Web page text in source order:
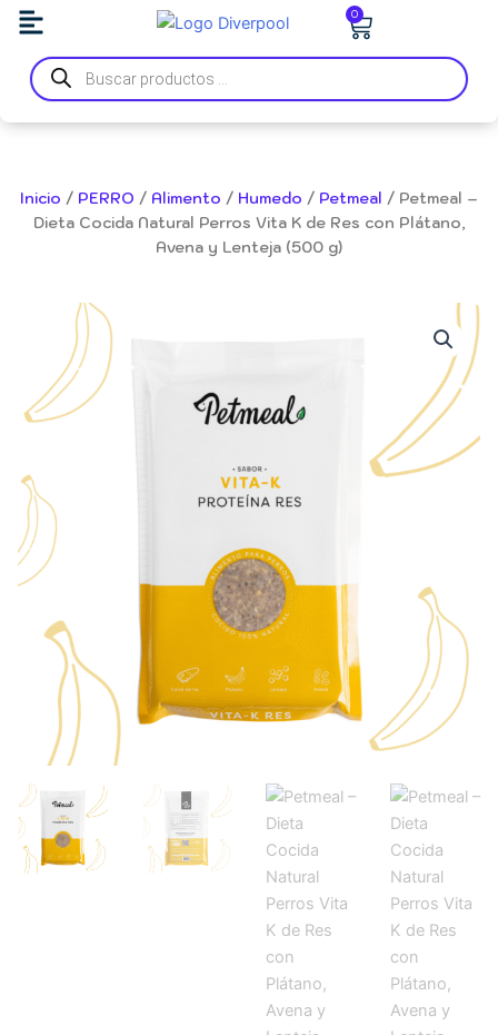
contenido
0
Carrito
Búsqueda
de
productos
Inicio / PERRO / Alimento / Humedo / Petmeal / Petmeal –
Dieta Cocida Natural Perros Vita K de Res con Plátano,
Avena y Lenteja (500 g)